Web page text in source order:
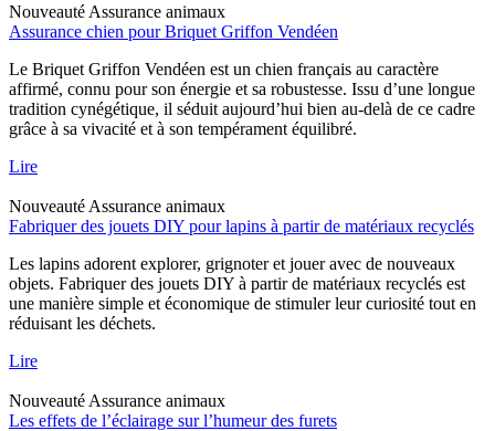
Nouveauté Assurance animaux
Assurance chien pour Briquet Griffon Vendéen
Le Briquet Griffon Vendéen est un chien français au caractère
affirmé, connu pour son énergie et sa robustesse. Issu d’une longue
tradition cynégétique, il séduit aujourd’hui bien au-delà de ce cadre
grâce à sa vivacité et à son tempérament équilibré.
Lire
Nouveauté Assurance animaux
Fabriquer des jouets DIY pour lapins à partir de matériaux recyclés
Les lapins adorent explorer, grignoter et jouer avec de nouveaux
objets. Fabriquer des jouets DIY à partir de matériaux recyclés est
une manière simple et économique de stimuler leur curiosité tout en
réduisant les déchets.
Lire
Nouveauté Assurance animaux
Les effets de l’éclairage sur l’humeur des furets